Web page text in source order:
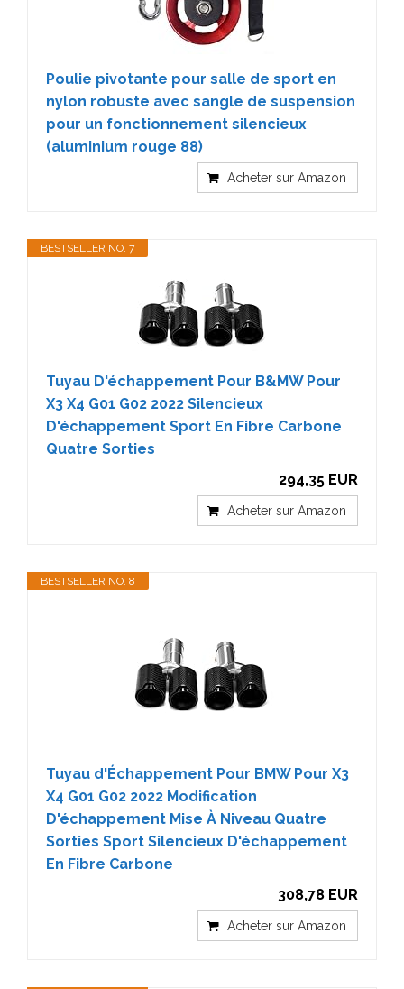
Poulie pivotante pour salle de sport en
nylon robuste avec sangle de suspension
pour un fonctionnement silencieux
(aluminium rouge 88)
Acheter sur Amazon
BESTSELLER NO. 7
Tuyau D'échappement Pour B&MW Pour
X3 X4 G01 G02 2022 Silencieux
D'échappement Sport En Fibre Carbone
Quatre Sorties
294,35 EUR
Acheter sur Amazon
BESTSELLER NO. 8
Tuyau d'Échappement Pour BMW Pour X3
X4 G01 G02 2022 Modification
D'échappement Mise À Niveau Quatre
Sorties Sport Silencieux D'échappement
En Fibre Carbone
308,78 EUR
Acheter sur Amazon